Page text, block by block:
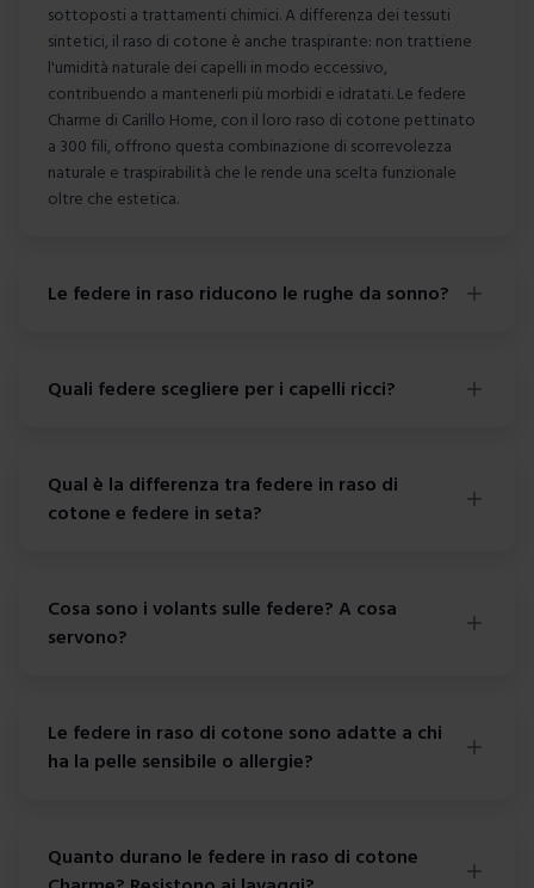
sottoposti a trattamenti chimici. A differenza dei tessuti
sintetici, il raso di cotone è anche traspirante: non trattiene
l'umidità naturale dei capelli in modo eccessivo,
contribuendo a mantenerli più morbidi e idratati. Le federe
Charme di Carillo Home, con il loro raso di cotone pettinato
a 300 fili, offrono questa combinazione di scorrevolezza
naturale e traspirabilità che le rende una scelta funzionale
oltre che estetica.
Le federe in raso riducono le rughe da sonno?
Quali federe scegliere per i capelli ricci?
Qual è la differenza tra federe in raso di
cotone e federe in seta?
Cosa sono i volants sulle federe? A cosa
servono?
Le federe in raso di cotone sono adatte a chi
ha la pelle sensibile o allergie?
Quanto durano le federe in raso di cotone